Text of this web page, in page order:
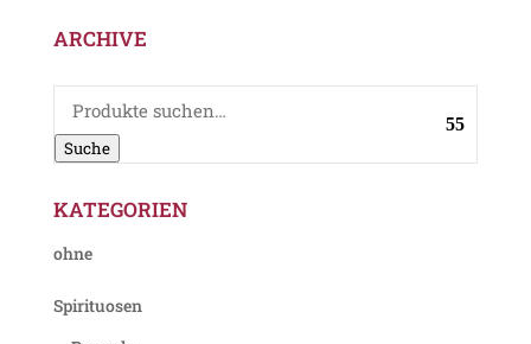
ARCHIVE
Suche
nach:
Suche
KATEGORIEN
ohne
Spirituosen